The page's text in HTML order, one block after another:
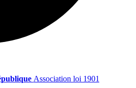
Association loi 1901